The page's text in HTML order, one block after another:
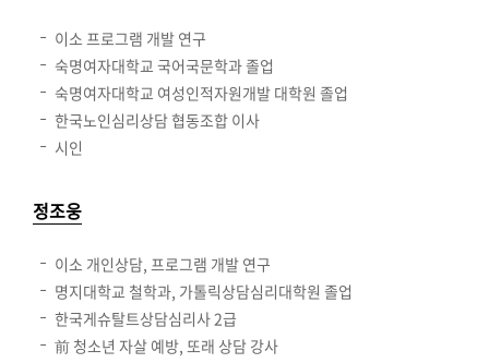
이소 프로그램 개발 연구
숙명여자대학교 국어국문학과 졸업
숙명여자대학교 여성인적자원개발 대학원 졸업
한국노인심리상담 협동조합 이사
시인
정조웅
이소 개인상담, 프로그램 개발 연구
명지대학교 철학과, 가톨릭상담심리대학원 졸업
한국게슈탈트상담심리사 2급
前 청소년 자살 예방, 또래 상담 강사